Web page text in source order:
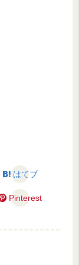
はてブ
Pinterest